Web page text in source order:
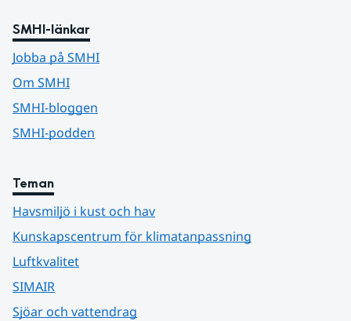
SMHI-länkar
Jobba på SMHI
Om SMHI
SMHI-bloggen
SMHI-podden
Teman
Havsmiljö i kust och hav
Kunskapscentrum för klimatanpassning
Luftkvalitet
SIMAIR
Sjöar och vattendrag